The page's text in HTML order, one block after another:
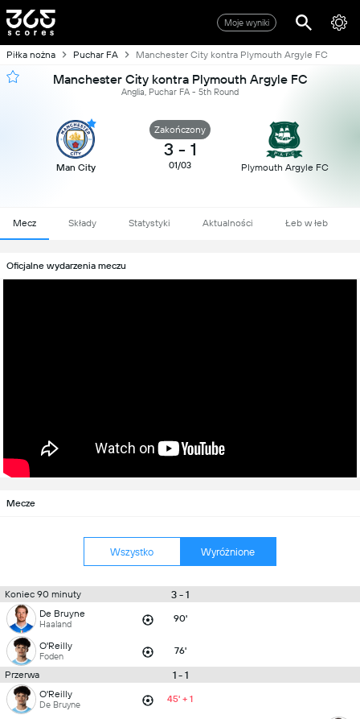
Moje wyniki
Piłka nożna Puchar FA Manchester City kontra Plymouth Argyle FC
Manchester City kontra Plymouth Argyle FC
Anglia, Puchar FA - 5th Round
Man City
Zakończony
3 - 1
01/03 Plymouth Argyle FC
Mecz Składy Statystyki Aktualności Łeb w łeb
Oficjalne wydarzenia meczu
Mecze
Wszystko Wyróżnione
Koniec 90 minuty 3 - 1
De Bruyne
Haaland 90'
O'Reilly
Foden 76'
Przerwa 1 - 1
O'Reilly
De Bruyne 45' + 1